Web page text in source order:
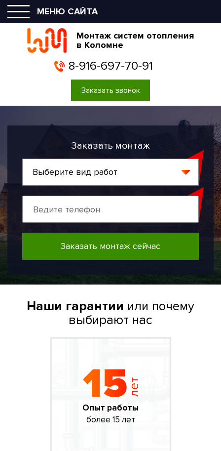
МЕНЮ САЙТА
Монтаж систем отопления
в Коломне
8-916-697-70-91
Заказать звонок
Заказать монтаж
Заказать монтаж сейчас
Наши гарантии или почему
выбирают нас
Опыт работы
более 15 лет